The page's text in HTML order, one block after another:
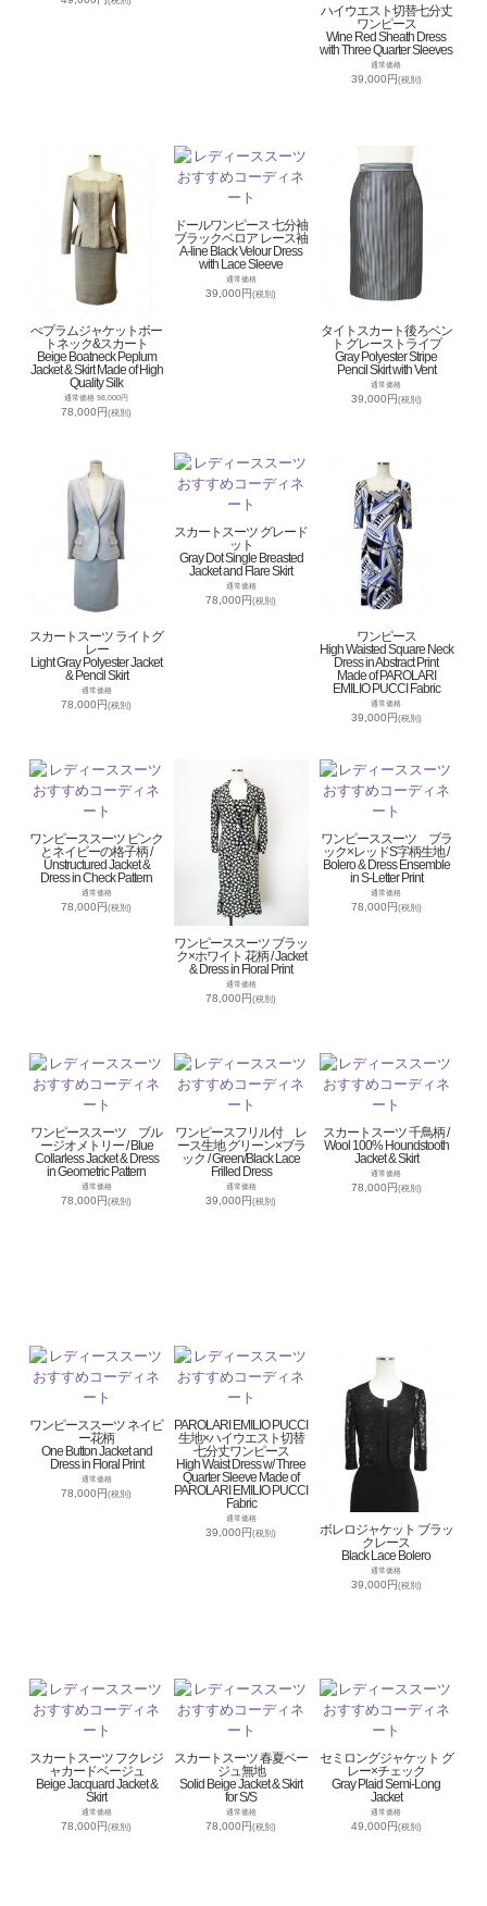
ハイウエスト切替七分丈
ワンピース
Wine Red Sheath Dress
with Three Quarter Sleeves
通常価格
39,000円(税別)
ぺプラムジャケットボー
トネック&スカート
Beige Boatneck Peplum
Jacket & Skirt Made of High
Quality Silk
通常価格 98,000円
78,000円(税別)
ドールワンピース 七分袖
ブラックベロア レース袖
A-line Black Velour Dress
with Lace Sleeve
通常価格
39,000円(税別)
タイトスカート後ろベン
ト グレーストライプ
Gray Polyester Stripe
Pencil Skirt with Vent
通常価格
39,000円(税別)
スカートスーツ ライトグ
レー
Light Gray Polyester Jacket
& Pencil Skirt
通常価格
78,000円(税別)
スカートスーツ グレード
ット
Gray Dot Single Breasted
Jacket and Flare Skirt
通常価格
78,000円(税別)
ワンピース
High Waisted Square Neck
Dress in Abstract Print
Made of PAROLARI
EMILIO PUCCI Fabric
通常価格
39,000円(税別)
ワンピーススーツ ピンク
とネイビーの格子柄 /
Unstructured Jacket &
Dress in Check Pattern
通常価格
78,000円(税別)
ワンピーススーツ ブラッ
ク×ホワイト 花柄 / Jacket
& Dress in Floral Print
通常価格
78,000円(税別)
ワンピーススーツ ブラ
ック×レッドS字柄生地 /
Bolero & Dress Ensemble
in S-Letter Print
通常価格
78,000円(税別)
ワンピーススーツ ブル
ージオメトリー / Blue
Collarless Jacket & Dress
in Geometric Pattern
通常価格
78,000円(税別)
ワンピースフリル付 レ
ース生地 グリーン×ブラ
ック / Green/Black Lace
Frilled Dress
通常価格
39,000円(税別)
スカートスーツ 千鳥柄 /
Wool 100% Houndstooth
Jacket & Skirt
通常価格
78,000円(税別)
ワンピーススーツ ネイビ
ー花柄
One Button Jacket and
Dress in Floral Print
通常価格
78,000円(税別)
PAROLARI EMILIO PUCCI
生地×ハイウエスト切替
七分丈ワンピース
High Waist Dress w/ Three
Quarter Sleeve Made of
PAROLARI EMILIO PUCCI
Fabric
通常価格
39,000円(税別)
ボレロジャケット ブラッ
クレース
Black Lace Bolero
通常価格
39,000円(税別)
スカートスーツ フクレジ
ャカードベージュ
Beige Jacquard Jacket &
Skirt
通常価格
78,000円(税別)
スカートスーツ 春夏ベー
ジュ無地
Solid Beige Jacket & Skirt
for S/S
通常価格
78,000円(税別)
セミロングジャケット グ
レー×チェック
Gray Plaid Semi-Long
Jacket
通常価格
49,000円(税別)